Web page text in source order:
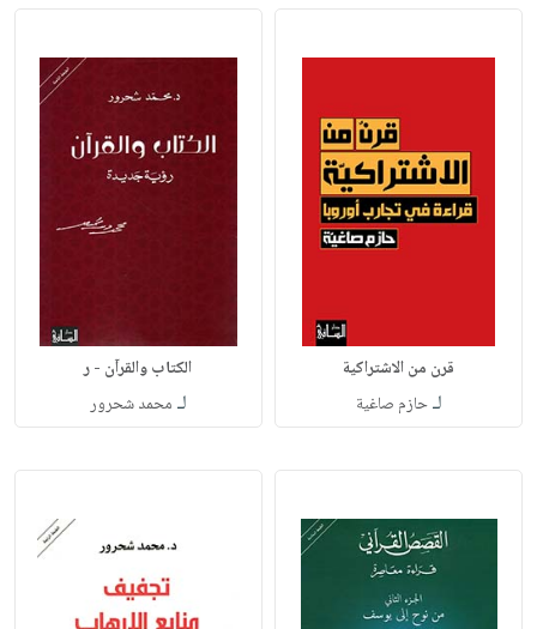
قرن من الاشتراكية
لـحازم صاغية
الكتاب والقرآن - ر
لـ محمد شحرور